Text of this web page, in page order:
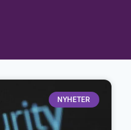
NYHETER